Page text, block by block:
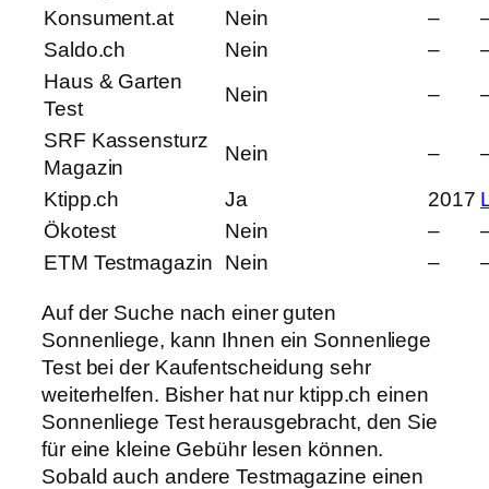
Konsument.at
Nein –
Saldo.ch
Nein –
Haus & Garten
Test
Nein –
SRF Kassensturz
Magazin
Nein –
Ktipp.ch
Ja 2017
Ökotest
Nein –
ETM Testmagazin
Nein –
Auf der Suche nach einer guten
Sonnenliege, kann Ihnen ein Sonnenliege
Test bei der Kaufentscheidung sehr
weiterhelfen. Bisher hat nur ktipp.ch einen
Sonnenliege Test herausgebracht, den Sie
für eine kleine Gebühr lesen können.
Sobald auch andere Testmagazine einen